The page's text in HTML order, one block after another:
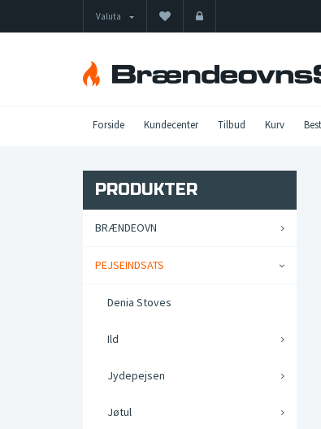
Valuta
Forside Kundecenter Tilbud Kurv
PRODUKTER
BRÆNDEOVN
PEJSEINDSATS
Denia Stoves
Ild
Jydepejsen
Jøtul